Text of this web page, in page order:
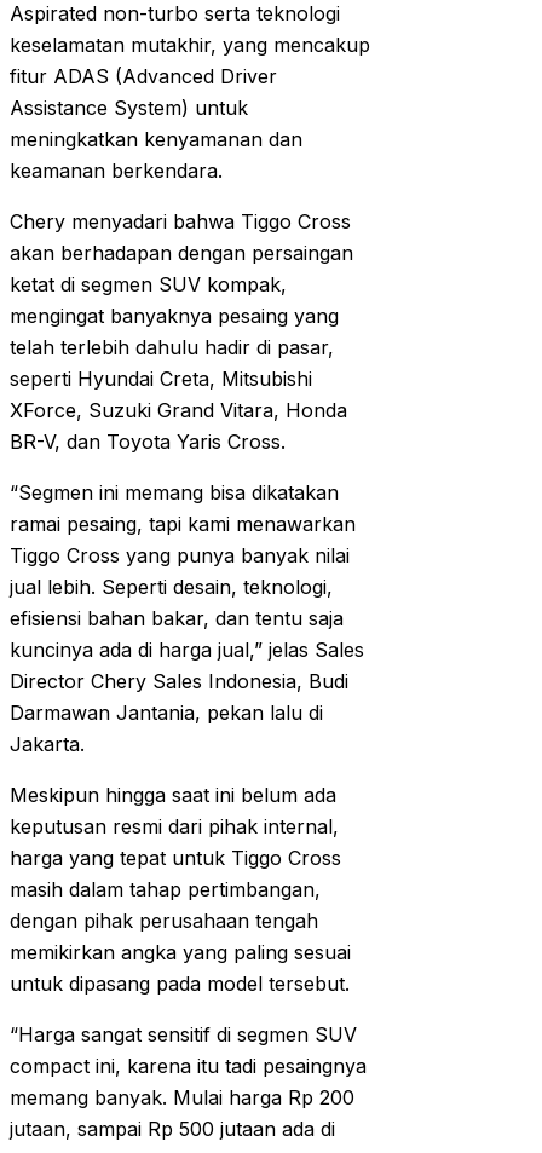
Aspirated non-turbo serta teknologi
keselamatan mutakhir, yang mencakup
fitur ADAS (Advanced Driver
Assistance System) untuk
meningkatkan kenyamanan dan
keamanan berkendara.
Chery menyadari bahwa Tiggo Cross
akan berhadapan dengan persaingan
ketat di segmen SUV kompak,
mengingat banyaknya pesaing yang
telah terlebih dahulu hadir di pasar,
seperti Hyundai Creta, Mitsubishi
XForce, Suzuki Grand Vitara, Honda
BR-V, dan Toyota Yaris Cross.
“Segmen ini memang bisa dikatakan
ramai pesaing, tapi kami menawarkan
Tiggo Cross yang punya banyak nilai
jual lebih. Seperti desain, teknologi,
efisiensi bahan bakar, dan tentu saja
kuncinya ada di harga jual,” jelas Sales
Director Chery Sales Indonesia, Budi
Darmawan Jantania, pekan lalu di
Jakarta.
Meskipun hingga saat ini belum ada
keputusan resmi dari pihak internal,
harga yang tepat untuk Tiggo Cross
masih dalam tahap pertimbangan,
dengan pihak perusahaan tengah
memikirkan angka yang paling sesuai
untuk dipasang pada model tersebut.
“Harga sangat sensitif di segmen SUV
compact ini, karena itu tadi pesaingnya
memang banyak. Mulai harga Rp 200
jutaan, sampai Rp 500 jutaan ada di